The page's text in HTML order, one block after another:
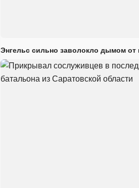
Энгельс сильно заволокло дымом от